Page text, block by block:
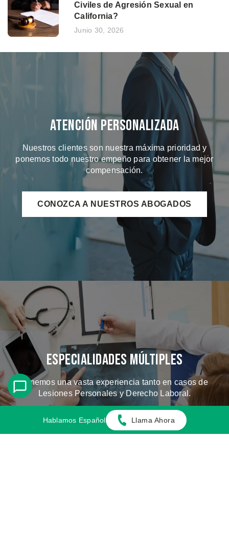
Civiles de Agresión Sexual en
California?
Junio 30, 2026
Atención Personalizada
Nuestros clientes son nuestra máxima prioridad y
ponemos todo nuestro empeño para obtener la mejor
compensación.
CONOZCA A NUESTROS ABOGADOS
Especialidades Múltiples
Tenemos una vasta experiencia tanto en casos de
Lesiones Personales y Derecho Laboral.
CONOZCA LOS CASOS QUE
MANEJAMOS
Hablamos Español Llama Ahora